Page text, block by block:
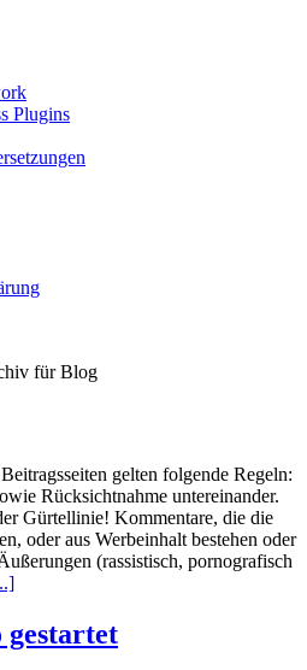
Plugins
für Blog
gelten folgende Regeln:
Rücksichtnahme untereinander.
Gürtellinie! Kommentare, die die
oder aus Werbeinhalt bestehen oder
(rassistisch, pornografisch